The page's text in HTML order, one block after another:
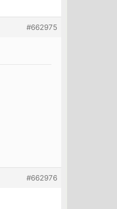
#662975
#662976